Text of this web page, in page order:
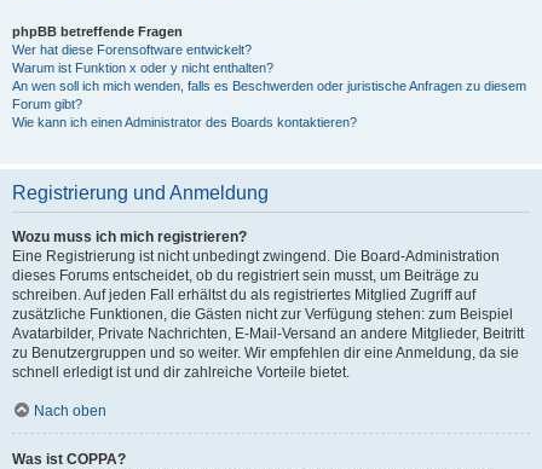
phpBB betreffende Fragen
Wer hat diese Forensoftware entwickelt?
Warum ist Funktion x oder y nicht enthalten?
An wen soll ich mich wenden, falls es Beschwerden oder juristische Anfragen zu diesem
Forum gibt?
Wie kann ich einen Administrator des Boards kontaktieren?
Registrierung und Anmeldung
Wozu muss ich mich registrieren?
Eine Registrierung ist nicht unbedingt zwingend. Die Board-Administration
dieses Forums entscheidet, ob du registriert sein musst, um Beiträge zu
schreiben. Auf jeden Fall erhältst du als registriertes Mitglied Zugriff auf
zusätzliche Funktionen, die Gästen nicht zur Verfügung stehen: zum Beispiel
Avatarbilder, Private Nachrichten, E-Mail-Versand an andere Mitglieder, Beitritt
zu Benutzergruppen und so weiter. Wir empfehlen dir eine Anmeldung, da sie
schnell erledigt ist und dir zahlreiche Vorteile bietet.
Nach oben
Was ist COPPA?